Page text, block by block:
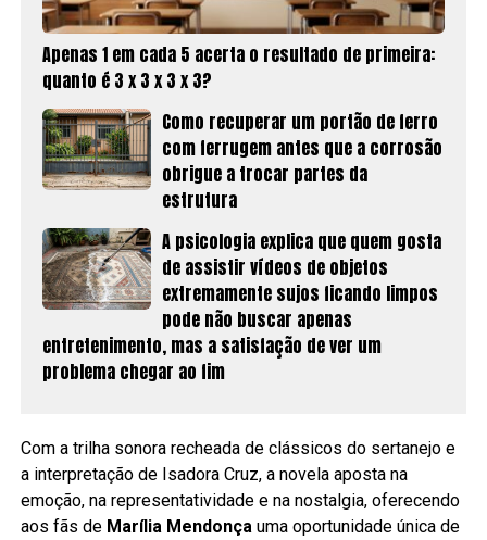
Apenas 1 em cada 5 acerta o resultado de primeira:
quanto é 3 x 3 x 3 x 3?
Como recuperar um portão de ferro
com ferrugem antes que a corrosão
obrigue a trocar partes da
estrutura
A psicologia explica que quem gosta
de assistir vídeos de objetos
extremamente sujos ficando limpos
pode não buscar apenas
entretenimento, mas a satisfação de ver um
problema chegar ao fim
Com a trilha sonora recheada de clássicos do sertanejo e
a interpretação de Isadora Cruz, a novela aposta na
emoção, na representatividade e na nostalgia, oferecendo
aos fãs de Marília Mendonçauma oportunidade única de